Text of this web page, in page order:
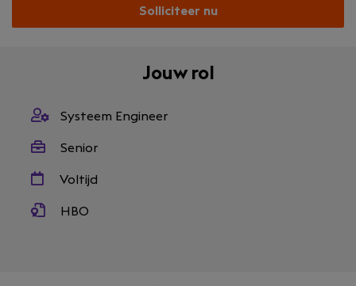
Solliciteer nu
Jouw rol
Systeem Engineer
Senior
Voltijd
HBO